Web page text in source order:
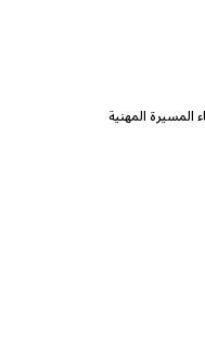
المسيرة المهنية